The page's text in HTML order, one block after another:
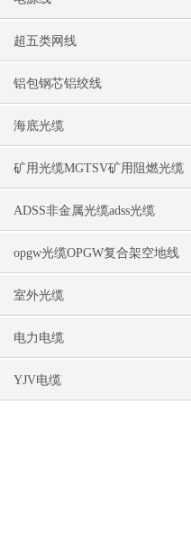
超五类网线
铝包钢芯铝绞线
海底光缆
矿用光缆MGTSV矿用阻燃光缆
ADSS非金属光缆adss光缆
opgw光缆OPGW复合架空地线
室外光缆
电力电缆
YJV电缆